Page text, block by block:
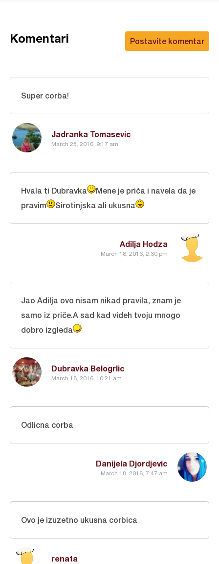
Postavite komentar
Komentari
Jadranka Tomasevic
March 25, 2016, 9:17 am
Super corba!
Adilja Hodza
March 18, 2016, 2:30 pm
Hvala ti Dubravka
Mene je priča i navela da je
pravim
Sirotinjska ali ukusna
Dubravka Belogrlic
March 18, 2016, 10:21 am
Jao Adilja ovo nisam nikad pravila, znam je
samo iz priče.A sad kad videh tvoju mnogo
dobro izgleda
Danijela Djordjevic
March 18, 2016, 7:47 am
Odlicna corba
renata
Ovo je izuzetno ukusna corbica